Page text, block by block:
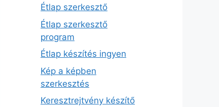
Étlap szerkesztő
Étlap szerkesztő
program
Étlap készítés ingyen
Kép a képben
szerkesztés
Keresztrejtvény készítő